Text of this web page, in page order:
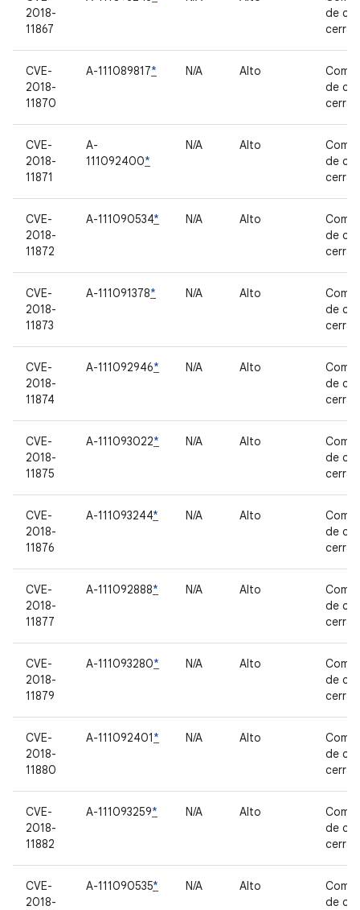
2018-
11867
de
CVE-
2018-
11870
A-111089817* N/A Alto
de
CVE-
2018-
11871
A-
111092400*
N/A Alto
de
CVE-
2018-
11872
A-111090534* N/A Alto
de
CVE-
2018-
11873
A-111091378* N/A Alto
de
CVE-
2018-
11874
A-111092946* N/A Alto
de
CVE-
2018-
11875
A-111093022* N/A Alto
de
CVE-
2018-
11876
A-111093244* N/A Alto
de
CVE-
2018-
11877
A-111092888* N/A Alto
de
CVE-
2018-
11879
A-111093280* N/A Alto
de
CVE-
2018-
11880
A-111092401* N/A Alto
de
CVE-
2018-
11882
A-111093259* N/A Alto
de
CVE-
2018-
A-111090535* N/A Alto
de